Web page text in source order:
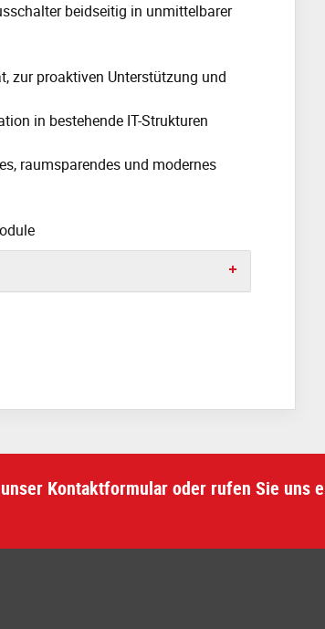
beidseitig in unmittelbarer
zur proaktiven Unterstützung und
in bestehende IT-Strukturen
raumsparendes und modernes
Kontaktformular oder rufen Sie uns